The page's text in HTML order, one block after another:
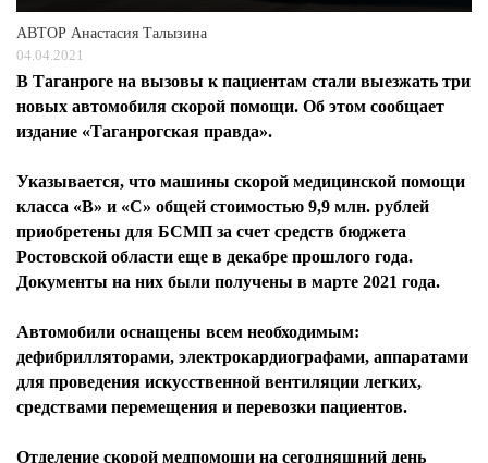
АВТОР Анастасия Талызина
04.04.2021
В Таганроге на вызовы к пациентам стали выезжать три
новых автомобиля скорой помощи. Об этом сообщает
издание «Таганрогская правда».
Указывается, что машины скорой медицинской помощи
класса «В» и «С» общей стоимостью 9,9 млн. рублей
приобретены для БСМП за счет средств бюджета
Ростовской области еще в декабре прошлого года.
Документы на них были получены в марте 2021 года.
Автомобили оснащены всем необходимым:
дефибрилляторами, электрокардиографами, аппаратами
для проведения искусственной вентиляции легких,
средствами перемещения и перевозки пациентов.
Отделение скорой медпомощи на сегодняшний день